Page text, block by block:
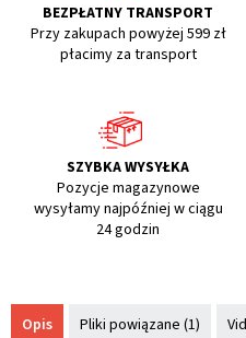
BEZPŁATNY TRANSPORT
Przy zakupach powyżej 599 zł
płacimy za transport
SZYBKA WYSYŁKA
Pozycje magazynowe
wysyłamy najpóźniej w ciągu
24 godzin
Opis Pliki powiązane (1)